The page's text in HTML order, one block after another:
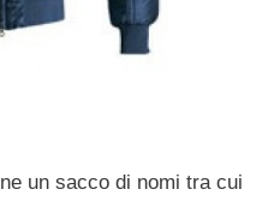
un sacco di nomi tra cui